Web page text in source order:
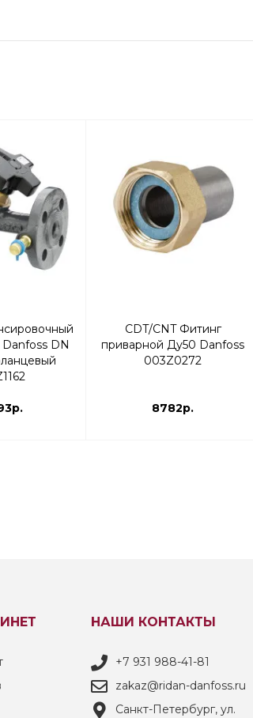
DN
CDT/CNT Фитинг
приварной Ду50 Danfoss
003Z0272
8782р.
НАШИ КОНТАКТЫ
+7 931 988-41-81
zakaz@ridan-danfoss.ru
Санкт-Петербург, ул.